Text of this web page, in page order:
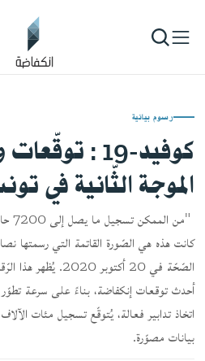
رسوم بيانية
كوفيد-19 :
الموجة الثّانية في
كانت هذه هي الصّورة القاتمة التي رسمتها
الصّحّة في 20 أكتوبر
أحدث توقعات إنكفاضة، بناءً على سرعة تطوّر
اتخاذ تدابير فعالة، يُتوقّع تسجيل مئات
بيانات مصوّرة.